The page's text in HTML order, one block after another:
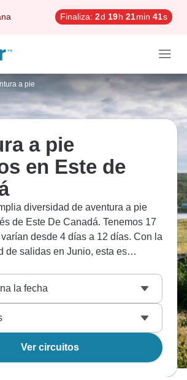
Finaliza: 2d 19h 21min 40s
a pie
a pie
en Este de
diversidad de aventura a pie
de Este De Canadá. Tenemos 17
desde 4 días a 12 días. Con la
de salidas en Junio, esta es
más popular del año.
la fecha
Ver circuitos